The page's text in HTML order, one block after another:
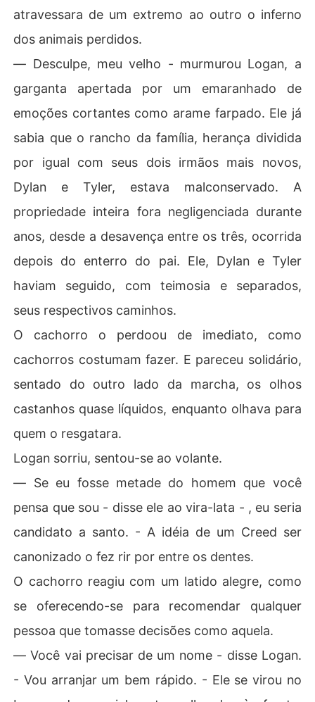
atravessara de um extremo ao outro o inferno
dos animais perdidos.
― Desculpe, meu velho - murmurou Logan, a
garganta apertada por um emaranhado de
emoções cortantes como arame farpado. Ele já
sabia que o rancho da família, herança dividida
por igual com seus dois irmãos mais novos,
Dylan e Tyler, estava malconservado. A
propriedade inteira fora negligenciada durante
anos, desde a desavença entre os três, ocorrida
depois do enterro do pai. Ele, Dylan e Tyler
haviam seguido, com teimosia e separados,
seus respectivos caminhos.
O cachorro o perdoou de imediato, como
cachorros costumam fazer. E pareceu solidário,
sentado do outro lado da marcha, os olhos
castanhos quase líquidos, enquanto olhava para
quem o resgatara.
Logan sorriu, sentou-se ao volante.
― Se eu fosse metade do homem que você
pensa que sou - disse ele ao vira-lata - , eu seria
candidato a santo. - A idéia de um Creed ser
canonizado o fez rir por entre os dentes.
O cachorro reagiu com um latido alegre, como
se oferecendo-se para recomendar qualquer
pessoa que tomasse decisões como aquela.
― Você vai precisar de um nome - disse Logan.
- Vou arranjar um bem rápido. - Ele se virou no